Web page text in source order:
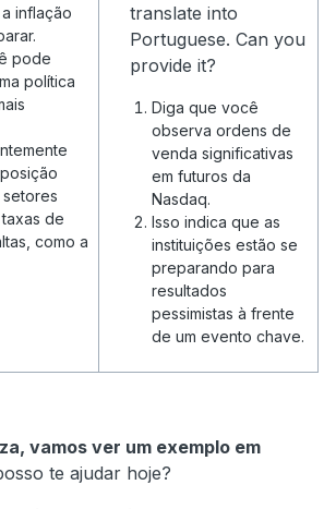
inflação
pode
política
setores
de
como a
translate into
Portuguese. Can you
provide it?
Diga que você
observa ordens de
venda significativas
em futuros da
Nasdaq.
Isso indica que as
instituições estão se
preparando para
resultados
pessimistas à frente
de um evento chave.
vamos ver um exemplo em
te ajudar hoje?